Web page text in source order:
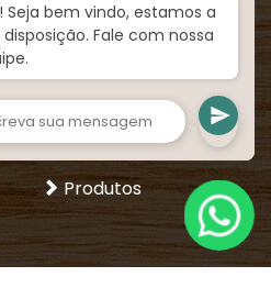
LOJA
Produtos
Seja bem vindo, estamos a
disposição. Fale com nossa